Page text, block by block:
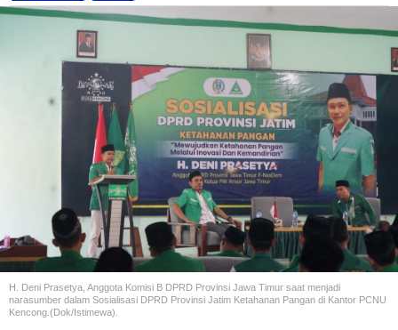
H. Deni Prasetya, Anggota Komisi B DPRD Provinsi Jawa Timur saat menjadi
narasumber dalam Sosialisasi DPRD Provinsi Jatim Ketahanan Pangan di Kantor PCNU
Kencong.(Dok/Istimewa).